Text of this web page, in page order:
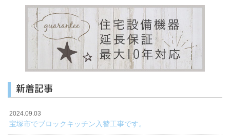
新着記事
2024.09.03
宝塚市でブロックキッチン入替工事です。